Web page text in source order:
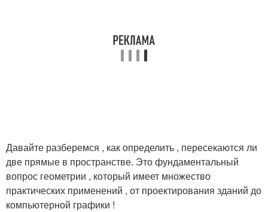
Давайте разберемся , как определить , пересекаются ли
две прямые в пространстве. Это фундаментальный
вопрос геометрии , который имеет множество
практических применений , от проектирования зданий до
компьютерной графики !